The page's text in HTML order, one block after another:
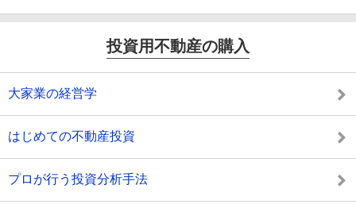
投資用不動産の購入
大家業の経営学
はじめての不動産投資
プロが行う投資分析手法